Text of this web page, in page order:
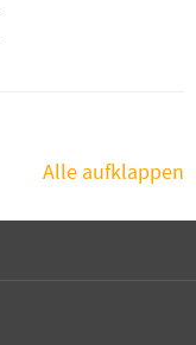
Alle aufklappen